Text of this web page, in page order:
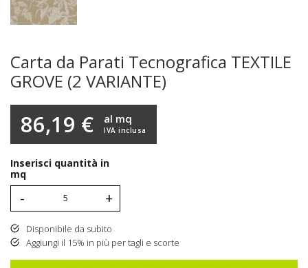
Carta da Parati Tecnografica TEXTILE
GROVE (2 VARIANTE)
86,19 € IVA inclusa
al mq
Inserisci quantità in
mq
- +
Disponibile da subito
Aggiungi il 15% in più per tagli e scorte